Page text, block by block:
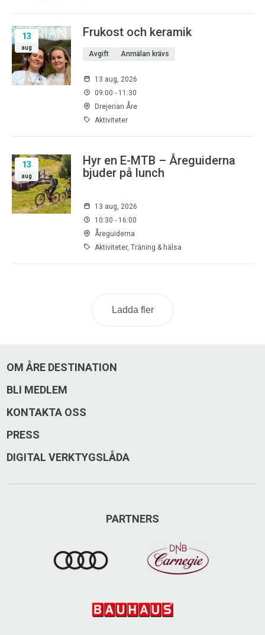
13
aug
Frukost och keramik
Avgift Anmälan krävs
13 aug, 2026
09:00 - 11:30
Drejerian Åre
Aktiviteter
13
aug
Hyr en E-MTB – Åreguiderna
bjuder på lunch
13 aug, 2026
10:30 - 16:00
Åreguiderna
Aktiviteter, Träning & hälsa
Ladda fler
OM ÅRE DESTINATION
BLI MEDLEM
KONTAKTA OSS
PRESS
DIGITAL VERKTYGSLÅDA
PARTNERS